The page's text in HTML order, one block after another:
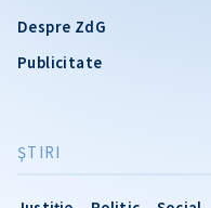
Despre ZdG
Publicitate
ŞTIRI